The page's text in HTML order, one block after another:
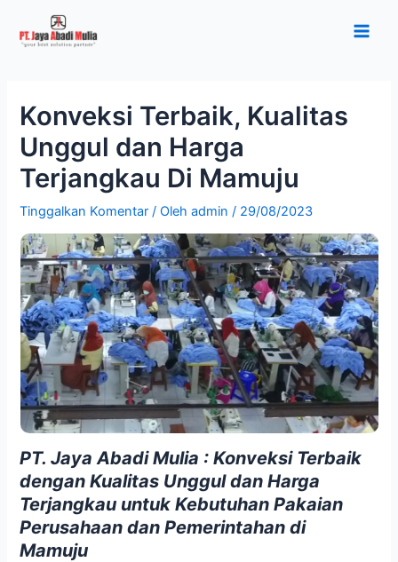
konten
Konveksi Terbaik, Kualitas
Unggul dan Harga
Terjangkau Di Mamuju
Tinggalkan Komentar / Olehadmin/ 29/08/2023
PT. Jaya Abadi Mulia : Konveksi Terbaik
dengan Kualitas Unggul dan Harga
Terjangkau untuk Kebutuhan Pakaian
Perusahaan dan Pemerintahan di
Mamuju
navigation